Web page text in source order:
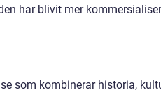
har blivit mer
som kombinerar historia,